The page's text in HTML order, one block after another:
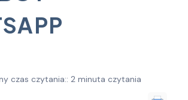
czas czytania:: 2 minuta czytania